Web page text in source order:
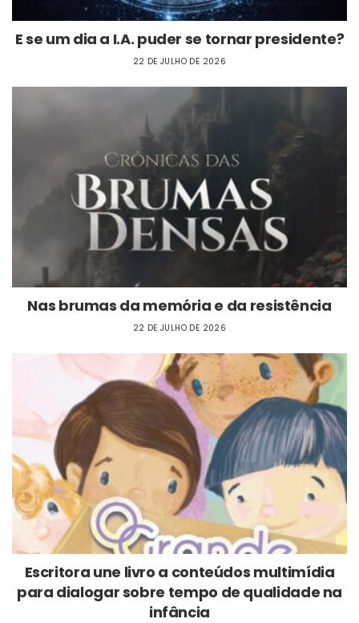
E se um dia a I.A. puder se tornar presidente?
22 DE JULHO DE 2026
Nas brumas da memória e da resistência
22 DE JULHO DE 2026
Escritora une livro a conteúdos multimídia
para dialogar sobre tempo de qualidade na
infância